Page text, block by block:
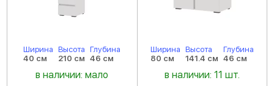
Ширина
40 см
Высота
210 см
Глубина
46 см
в наличии: мало
Ширина
80 см
Высота
141.4 см
Глубина
46 см
в наличии: 11 шт.